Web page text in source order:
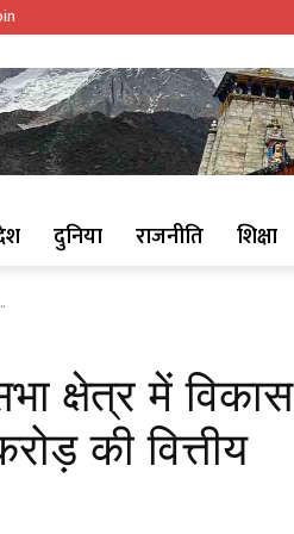
दुनिया राजनीति शिक्षा
क्षेत्र में विकास
की वित्तीय